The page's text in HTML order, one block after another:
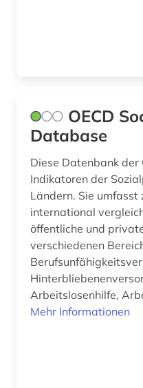
pisa (2)
produktion (2)
raumordnung (1)
region (3)
OECD
Database
Diese Datenbank
Indikatoren der
Ländern. Sie
international
öffentliche und
verschiedenen
Arbeitslosenhilfe,
Mehr Informationen